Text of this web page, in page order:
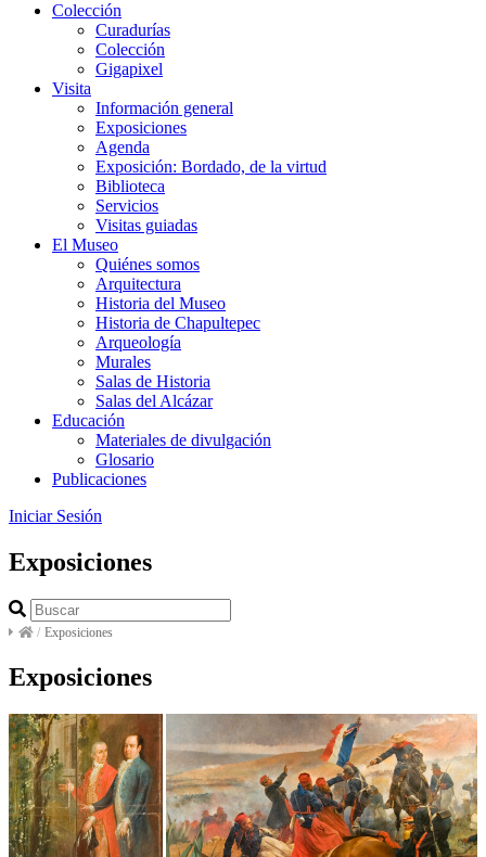
Colección
Curadurías
Colección
Gigapixel
Visita
Información general
Exposiciones
Agenda
Exposición: Bordado, de la virtud
Biblioteca
Servicios
Visitas guiadas
El Museo
Quiénes somos
Arquitectura
Historia del Museo
Historia de Chapultepec
Arqueología
Murales
Salas de Historia
Salas del Alcázar
Educación
Materiales de divulgación
Glosario
Publicaciones
Iniciar Sesión
Exposiciones
/ Exposiciones
Exposiciones